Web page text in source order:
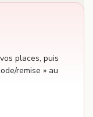
places, puis
remise » au